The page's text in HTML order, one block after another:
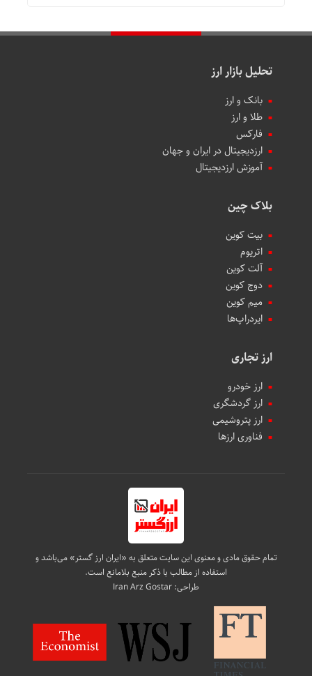
تحلیل بازار ارز
بانک و ارز
طلا و ارز
فارکس
ارزدیجیتال در ایران و جهان
آموزش ارزدیجیتال
بلاک چین
بیت کوین
اتریوم
آلت کوین
دوج کوین
میم کوین‌
ایردراپ‌ها
ارز تجاری
ارز خودرو
ارز گردشگری
ارز پتروشیمی
فناوری ارزها
تمام حقوق مادی و معنوی این سایت متعلق به «ایران ارز گستر» می‌باشد و
استفاده از مطالب با ذکر منبع بلامانع است.
طراحی:Iran Arz Gostar